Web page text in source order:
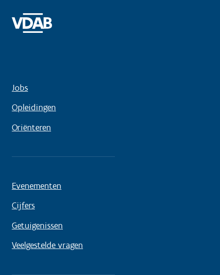
Jobs
Opleidingen
Oriënteren
Evenementen
Cijfers
Getuigenissen
Veelgestelde vragen